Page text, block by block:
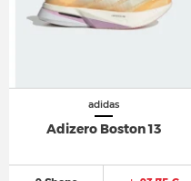
adidas
Adizero Boston 13